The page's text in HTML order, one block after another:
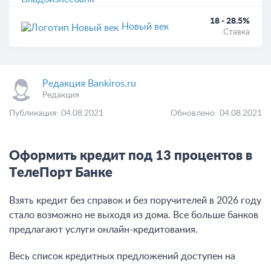
Новый век
18 - 28.5%
Ставка
Редакция Bankiros.ru
Редакция
Публикация: 04.08.2021 Обновлено: 04.08.2021
Оформить кредит под 13 процентов в
ТелеПорт Банке
Взять кредит без справок и без поручителей в 2026 году
стало возможно не выходя из дома. Все больше банков
предлагают услуги онлайн-кредитования.
Весь список кредитных предложений доступен на